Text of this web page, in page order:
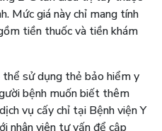
Mức giá này chỉ mang tính
tiền thuốc và tiền khám
thể sử dụng thẻ bảo hiểm y
bệnh muốn biết thêm
vụ cấy chỉ tại Bệnh viện Y
nhân viên tư vấn để cập